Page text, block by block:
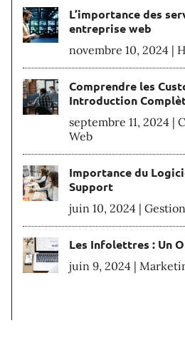
L’importance des
entreprise web
novembre 10, 2024|
Comprendre les
Introduction
septembre 11, 2024|
Web
Importance du
Support
juin 10, 2024|
Les Infolettres : Un
juin 9, 2024|